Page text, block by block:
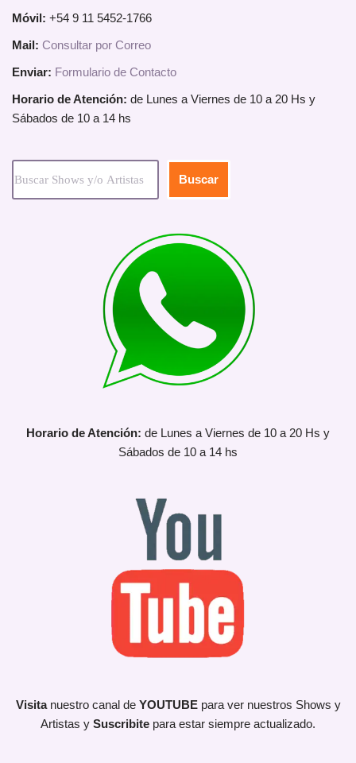
Móvil: +54 9 11 5452-1766
Mail: Consultar por Correo
Enviar: Formulario de Contacto
Horario de Atención: de Lunes a Viernes de 10 a 20 Hs y
Sábados de 10 a 14 hs
Buscar
Horario de Atención: de Lunes a Viernes de 10 a 20 Hs y
Sábados de 10 a 14 hs
Visita nuestro canal de YOUTUBEpara ver nuestros Shows y
Artistas y Suscribite para estar siempre actualizado.